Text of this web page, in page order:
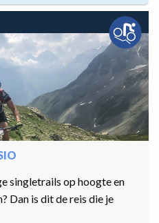
singletrails op hoogte en
Dan is dit de reis die je